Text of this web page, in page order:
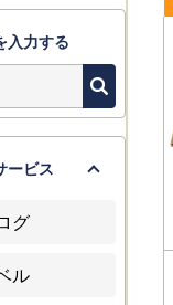
入力する
ービス
グ
ル